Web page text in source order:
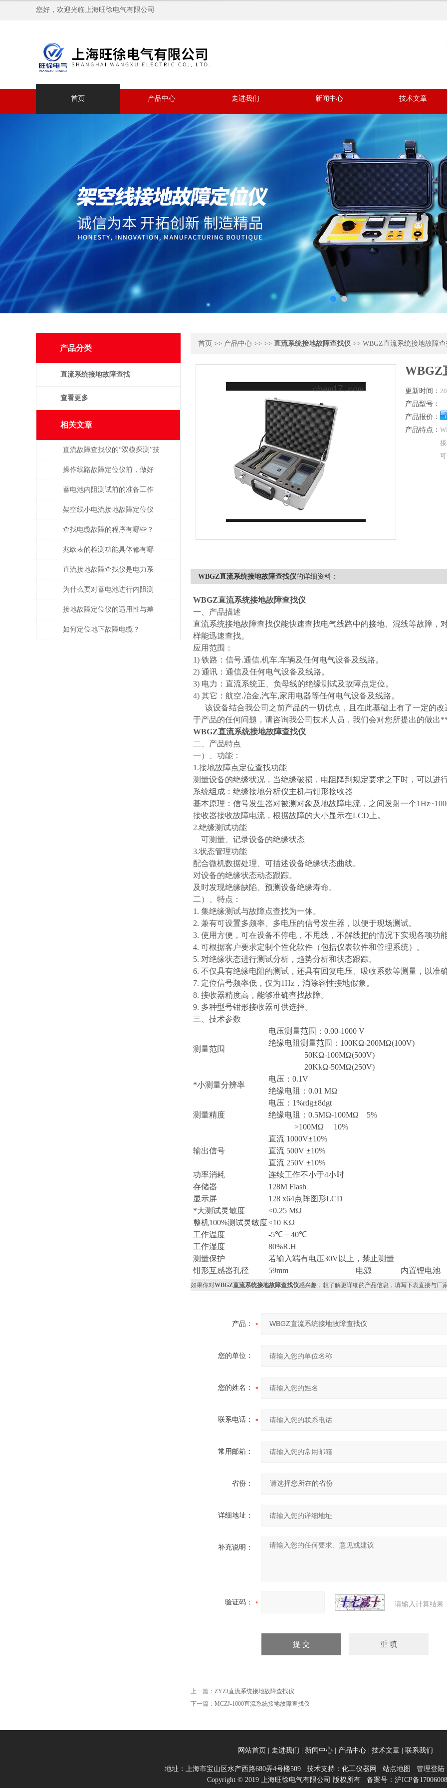
您好，欢迎光临上海旺徐电气有限公司
首页 产品中心 走进我们 新闻中心 技术文章
产品分类
直流系统接地故障查找
仪
查看更多
相关文章
直流故障查找仪的“双模探测”技
术
操作线路故障定位仪前，做好
攻略了吗
蓄电池内阻测试前的准备工作
都有哪些？
架空线小电流接地故障定位仪
如何破解架空线瞬时接地难
题？
查找电缆故障的程序有哪些？
兆欧表的检测功能具体都有哪
些？
直流接地故障查找仪是电力系
统维护的得力助手
为什么要对蓄电池进行内阻测
试？
接地故障定位仪的适用性与差
异分析
如何定位地下故障电缆？
首页 >> 产品中心 >> >> 直流系统接地故障查找仪 >> WBGZ直流系统接地故障
WBGZ
更新时间：
产品型号：
产品报价：
产品特点：
WBGZ直流系统接地故障查找仪的详细资料：
WBGZ直流系统接地故障查找仪
一、产品描述
直流系统接地故障查找仪能快速查找电气线路中的接地、混线等故障，
样能迅速查找。
应用范围：
1) 铁路：信号.通信.机车.车辆及任何电气设备及线路。
2) 通讯：通信及任何电气设备及线路。
3) 电力：直流系统正、负母线的绝缘测试及故障点定位。
4) 其它：航空.冶金,汽车,家用电器等任何电气设备及线路。
该设备结合我公司之前产品的一切优点，且在此基础上有了一定的
于产品的任何问题，请咨询我公司技术人员，我们会对您所提出的做出
WBGZ直流系统接地故障查找仪
二、产品特点
一）、功能：
1.接地故障点定位查找功能
测量设备的绝缘状况，当绝缘破损，电阻降到规定要求之下时，可以进
系统组成：绝缘接地分析仪主机与钳形接收器
基本原理：信号发生器对被测对象及地故障电流，之间发射一个
接收器接收故障电流，根据故障的大小显示在LCD上。
2.绝缘测试功能
可测量、记录设备的绝缘状态
3.状态管理功能
配合微机数据处理、可描述设备绝缘状态曲线。
对设备的绝缘状态动态跟踪。
及时发现绝缘缺陷、预测设备绝缘寿命。
二）、特点：
1. 集绝缘测试与故障点查找为一体。
2. 兼有可设置多频率、多电压的信号发生器，以便于现场测试。
3. 使用方便，可在设备不停电，不甩线，不解线把的情况下实现各项功
4. 可根据客户要求定制个性化软件（包括仪表软件和管理系统）。
5. 对绝缘状态进行测试分析，趋势分析和状态跟踪。
6. 不仅具有绝缘电阻的测试，还具有回复电压、吸收系数等测量，以准
7. 定位信号频率低，仅为1Hz，消除容性接地假象。
8. 接收器精度高，能够准确查找故障。
9. 多种型号钳形接收器可供选择。
三、技术参数
测量范围
电压测量范围：0.00-1000 V
绝缘电阻测量范围：100KΩ-200MΩ(100V)
50KΩ-100MΩ(500V)
20KkΩ-50MΩ(250V)
*小测量分辨率
电压：0.1V
绝缘电阻：0.01 MΩ
测量精度
电压：1%rdg±8dgt
绝缘电阻：0.5MΩ-100MΩ 5%
>100MΩ 10%
输出信号
直流 1000V±10%
直流 500V ±10%
直流 250V ±10%
功率消耗
连续工作不小于4小时
存储器
128M Flash
显示屏
128 x64点阵图形LCD
*大测试灵敏度
≤0.25 MΩ
整机100%测试灵敏度≤10 KΩ
工作温度
-5℃－40℃
工作湿度
80%R.H
测量保护
若输入端有电压30V以上，禁止测量
钳形互感器孔径
59mm 电源 内置锂电池
如果你对WBGZ直流系统接地故障查找仪感兴趣，想了解更详细的产品信息，填写下表直接与厂
产品：
您的单位：
您的姓名：
联系电话：
常用邮箱：
省份：
详细地址：
补充说明：
验证码： 请输入计算结果
上一篇： ZYZJ直流系统接地故障查找仪
下一篇： MCZJ-1000直流系统接地故障查找仪
网站首页 走进我们 新闻中心| 产品中心| 技术文章| 联系我们
地址：上海市宝山区水产西路680弄4号楼509 技术支持： 化工仪器网 站点地图 管理登陆
Copyright © 2019 上海旺徐电气有限公司 版权所有 备案号： 沪ICP备